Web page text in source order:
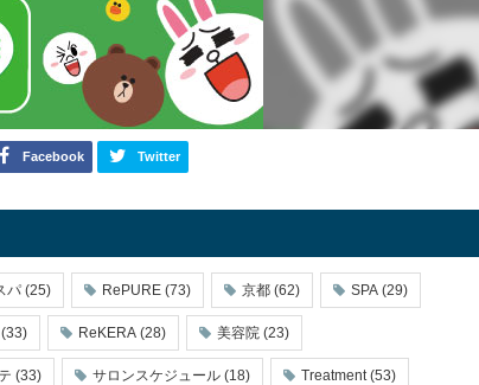
Facebook Twitter
パ (25) RePURE (73) 京都 (62) SPA (29)
(33) ReKERA (28) 美容院 (23)
(33) サロンスケジュール (18) Treatment(53)